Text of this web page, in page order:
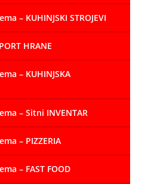
– KUHINJSKI STROJEVI
HRANE
– KUHINJSKA
– Sitni INVENTAR
– PIZZERIA
– FAST FOOD